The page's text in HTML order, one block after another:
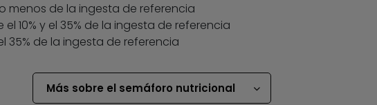
o menos de la ingesta de referencia
el 10% y el 35% de la ingesta de referencia
35% de la ingesta de referencia
Más sobre el semáforo nutricional